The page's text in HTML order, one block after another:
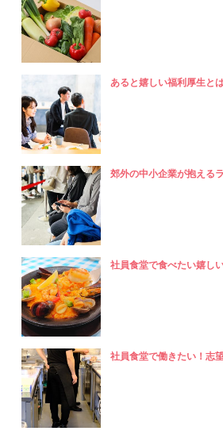
あると嬉しい福利厚生と
郊外の中小企業が抱える
社員食堂で食べたい嬉し
社員食堂で働きたい！志